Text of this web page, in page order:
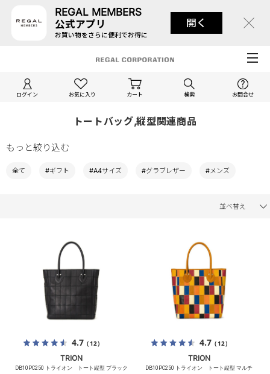
REGAL MEMBERS
公式アプリ
お買い物をさらに便利でお得に
開く
ログイン お気に入り カート 検索 お問合せ
トートバッグ,縦型関連商品
もっと絞り込む
全て #ギフト #A4サイズ #グラブレザー #メンズ
並べ替え
4.7（12）
TRION
DB10PC250 トライオン トート縦型 ブラック
4.7（12）
TRION
DB10PC250 トライオン トート縦型 マルチ